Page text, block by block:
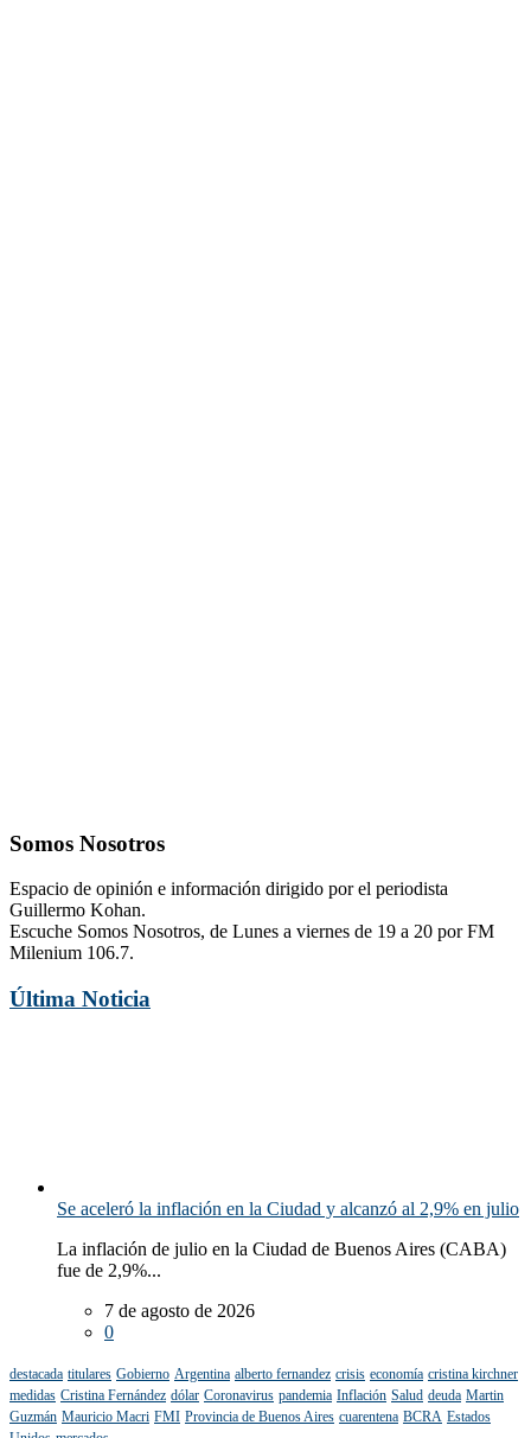
Somos Nosotros
Espacio de opinión e información dirigido por el periodista
Guillermo Kohan.
Escuche Somos Nosotros, de Lunes a viernes de 19 a 20 por FM
Milenium 106.7.
Última Noticia
Se aceleró la inflación en la Ciudad y alcanzó al 2,9% en julio
La inflación de julio en la Ciudad de Buenos Aires (CABA)
fue de 2,9%...
7 de agosto de 2026
0
destacada titulares Gobierno Argentina alberto fernandez crisis economía cristina kirchner
medidas Cristina Fernández dólar Coronavirus pandemia Inflación Salud deuda Martin
Guzmán Mauricio Macri FMI Provincia de Buenos Aires cuarentena BCRA Estados